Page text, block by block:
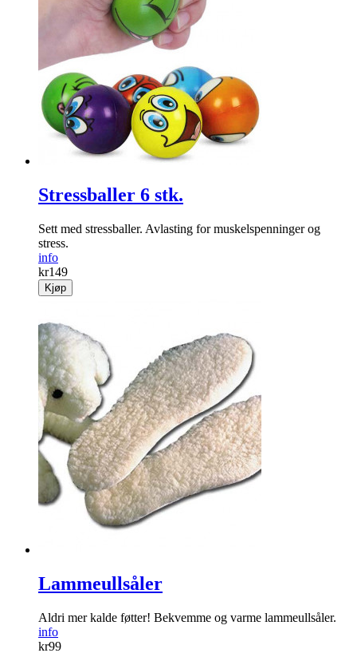
Stressballer 6 stk.
Sett med stressballer. Avlasting for muskelspenninger og
stress.
info
kr149
Kjøp
Lammeullsåler
Aldri mer kalde føtter! Bekvemme og varme lammeullsåler.
info
kr99